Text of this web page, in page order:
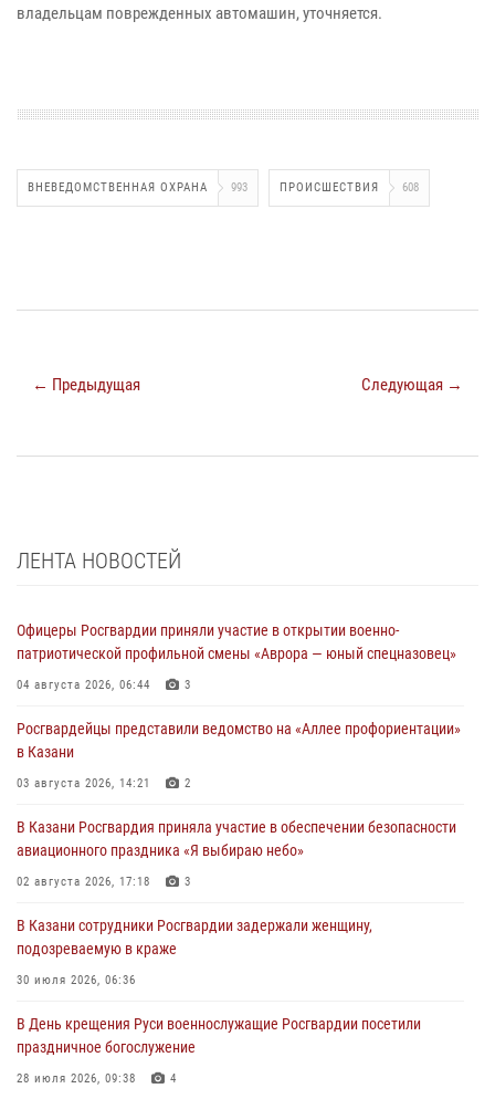
владельцам поврежденных автомашин, уточняется.
ВНЕВЕДОМСТВЕННАЯ ОХРАНА 993 ПРОИСШЕСТВИЯ 608
← Предыдущая Следующая →
ЛЕНТА НОВОСТЕЙ
Офицеры Росгвардии приняли участие в открытии военно-
патриотической профильной смены «Аврора — юный спецназовец»
04 августа 2026, 06:44 3
Росгвардейцы представили ведомство на «Аллее профориентации»
в Казани
03 августа 2026, 14:21 2
В Казани Росгвардия приняла участие в обеспечении безопасности
авиационного праздника «Я выбираю небо»
02 августа 2026, 17:18 3
В Казани сотрудники Росгвардии задержали женщину,
подозреваемую в краже
30 июля 2026, 06:36
В День крещения Руси военнослужащие Росгвардии посетили
праздничное богослужение
28 июля 2026, 09:38 4